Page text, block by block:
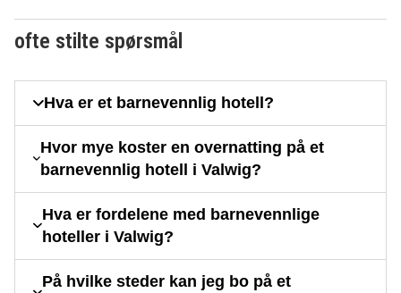
ofte stilte spørsmål
Hva er et barnevennlig hotell?
Hvor mye koster en overnatting på et
barnevennlig hotell i Valwig?
Hva er fordelene med barnevennlige
hoteller i Valwig?
På hvilke steder kan jeg bo på et